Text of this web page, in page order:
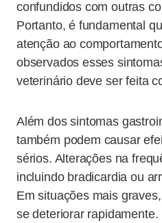
confundidos com outras
Portanto, é fundamental
atenção ao
observados esses
veterinário deve ser feita
Além dos sintomas
também podem causar
sérios. Alterações na
incluindo bradicardia ou
Em situações mais
se deteriorar